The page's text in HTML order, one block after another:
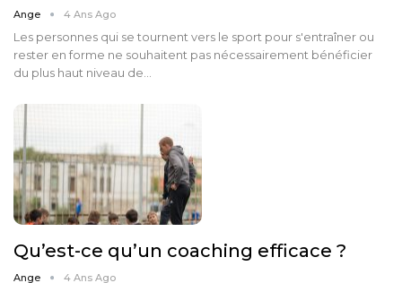
Ange 4 Ans Ago
Les personnes qui se tournent vers le sport pour s'entraîner ou
rester en forme ne souhaitent pas nécessairement bénéficier
du plus haut niveau de…
Qu’est-ce qu’un coaching efficace ?
Ange 4 Ans Ago